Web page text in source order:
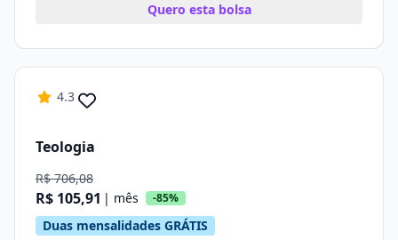
Quero esta bolsa
4.3
Teologia
R$ 706,08
R$ 105,91 | mês -85%
Duas mensalidades GRÁTIS